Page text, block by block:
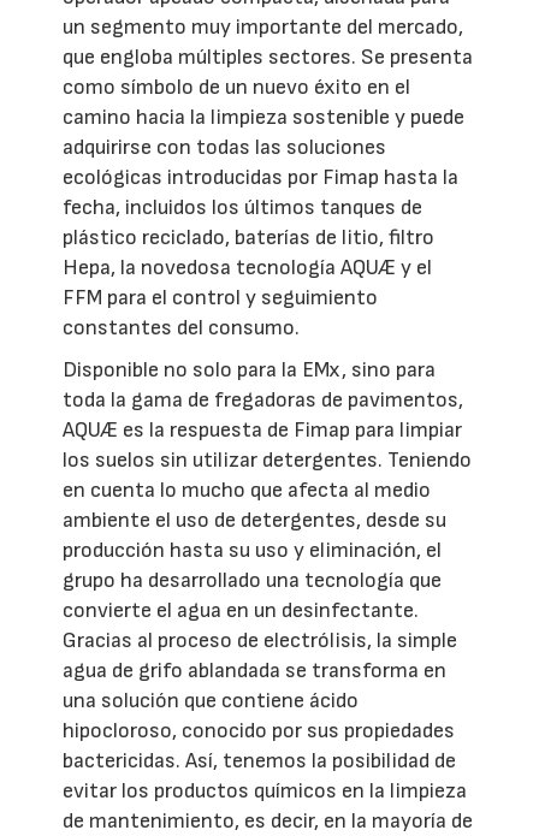
un segmento muy importante del mercado,
que engloba múltiples sectores. Se presenta
como símbolo de un nuevo éxito en el
camino hacia la limpieza sostenible y puede
adquirirse con todas las soluciones
ecológicas introducidas por Fimap hasta la
fecha, incluidos los últimos tanques de
plástico reciclado, baterías de litio, filtro
Hepa, la novedosa tecnología AQUÆ y el
FFM para el control y seguimiento
constantes del consumo.
Disponible no solo para la EMx, sino para
toda la gama de fregadoras de pavimentos,
AQUÆ es la respuesta de Fimap para limpiar
los suelos sin utilizar detergentes. Teniendo
en cuenta lo mucho que afecta al medio
ambiente el uso de detergentes, desde su
producción hasta su uso y eliminación, el
grupo ha desarrollado una tecnología que
convierte el agua en un desinfectante.
Gracias al proceso de electrólisis, la simple
agua de grifo ablandada se transforma en
una solución que contiene ácido
hipocloroso, conocido por sus propiedades
bactericidas. Así, tenemos la posibilidad de
evitar los productos químicos en la limpieza
de mantenimiento, es decir, en la mayoría de